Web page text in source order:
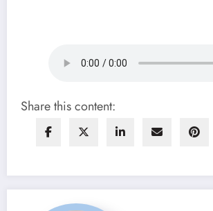
Share this content: